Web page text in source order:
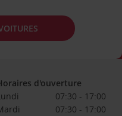
d'ouverture
07:30 - 17:00
07:30 - 17:00